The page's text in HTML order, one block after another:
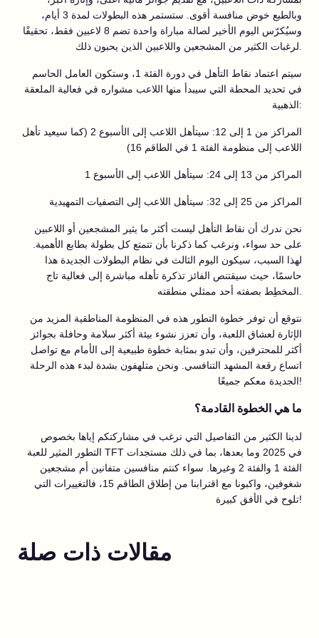
وبالطبع خوض منافسة أقوى. ستستمر هذه البطولات لمدة 3 أيام،
وسيُكرّس اليوم الأخير لصالة مباراة واحدة تضم 8 لاعبين فقط، تحقيقًا
سيتم اعتماد نقاط التأهل في دورة الفئة 1، وستكون العامل الحاسم
في تحديد المحطة التي سيبدأ منها اللاعب مشواره في فعالية الملعقة
الذهبية:
المراكز من 1 إلى 12: سيتأهل اللاعب إلى الأسبوع 2 (كما سيعيد تأهل
اللاعب إلى منظومة الفئة 1 في الطاقم 16)
المراكز من 13 إلى 24: سيتأهل اللاعب إلى الأسبوع 1
المراكز من 25 إلى 32: سيتأهل اللاعب إلى التصفيات التمهيدية
نحن ندرك أن نقاط التأهل ليست أكثر ما يثير المشجعين أو اللاعبين
على حد سواء، ونرغب كما ذكرنا بأن تتمتع كل بطولة بطابع الأهمية.
لهذا السبب، سيكون اليوم الثالث في نظام البطولات الجديدة هذا
حاسمًا، حيث سيقتنص الفائز تذكرة تأهله مباشرة إلى فعالية تاج
نتوقع أن توفر خطوة التطور هذه في المنظومة المناطقية المزيد من
الإثارة لعشاق اللعبة، وأن تعزز نشوء بيئة أكثر سلامة وحافلة بجوائز
أكثر للمحترفين، وأن تبدو بمثابة خطوة طبيعية إلى الأمام مع تواصل
اتساع رقعة المشهد التنافسي. ونحن متلهفون بشدة لبدء هذه الرحلة
الجديدة معكم جميعًا!
ما هي الخطوة القادمة؟
لدينا الكثير من التفاصيل التي نرغب في مشاركتكم إياها بخصوص
التطور المثير للعبة TFT في 2025 وما بعدها، بما في ذلك مستجدات
الفئة 1 والفئة 2 وغيرها. سواء كنتم منافسين متفانين أم مشجعين
شغوفين، واكبونا مع اقترابنا من إطلاق الطاقم 15، فالتغييرات التي
تلوح في الأفق كبيرة!
مقالات ذات صلة